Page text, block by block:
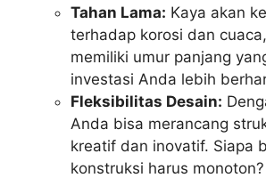
Tahan Lama: Kaya akan
terhadap korosi dan
memiliki umur panjang
investasi Anda lebih
Fleksibilitas Desain:
Anda bisa merancang
kreatif dan inovatif. Siapa
konstruksi harus monoton?